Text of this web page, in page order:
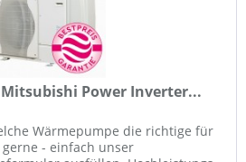
Power Inverter...
Wärmepumpe die richtige für
- einfach unser